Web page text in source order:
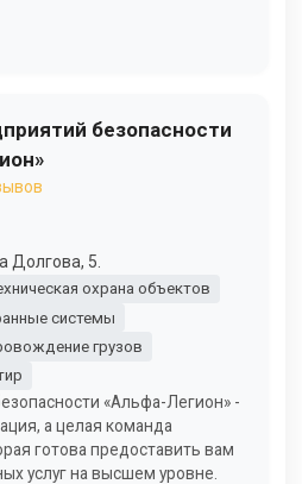
безопасности
Долгова, 5.
охрана объектов
системы
грузов
«Альфа-Легион» -
а целая команда
готова предоставить вам
услуг на высшем уровне.